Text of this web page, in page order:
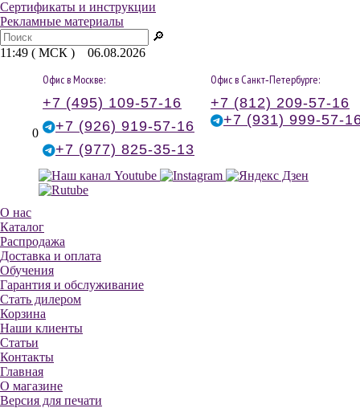
Сертификаты и инструкции
Рекламные материалы
🔎
11:49 ( МСК ) 06.08.2026
0
Офис в Москве:
+7 (495) 109-57-16
+7 (926) 919-57-16
+7 (977) 825-35-13
Офис в Санкт‑Петербурге:
+7 (812) 209-57-16
+7 (931) 999-57-
О нас
Каталог
Распродажа
Доставка и оплата
Обучения
Гарантия и обслуживание
Стать дилером
Корзина
Наши клиенты
Статьи
Контакты
Главная
О магазине
Версия для печати